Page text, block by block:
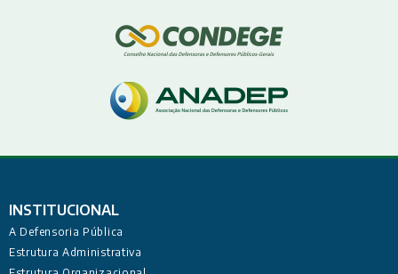
INSTITUCIONAL
A Defensoria Pública
Estrutura Administrativa